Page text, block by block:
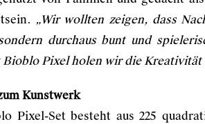
„Wir wollten zeigen, dass
durchaus bunt und
Pixel holen wir die Kreativität
Kunstwerk
Pixel-Set besteht aus 225